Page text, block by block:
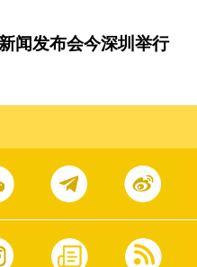
闻发布会今深圳举行